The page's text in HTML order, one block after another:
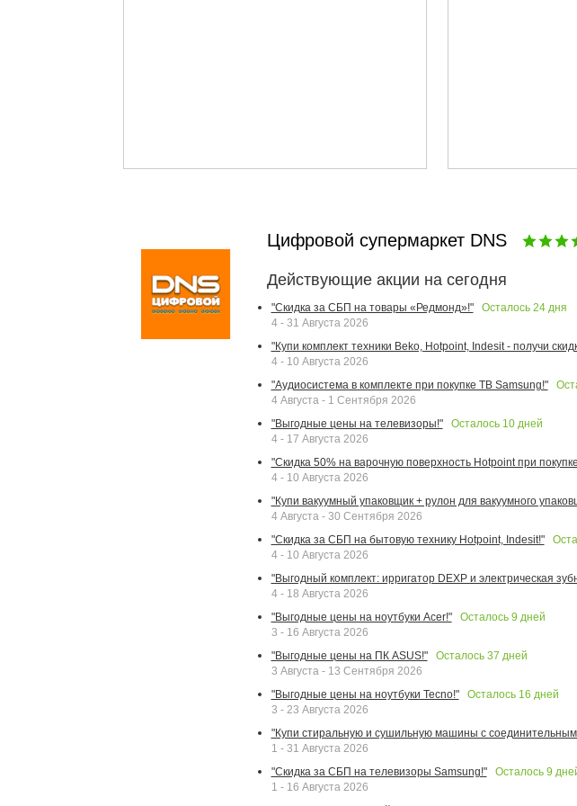
Цифровой супермаркет DNS
Действующие акции на сегодня
"Скидка за СБП на товары «Редмонд»!" Осталось 24дня
4 - 31 Августа 2026
"Купи комплект техники Beko, Hotpoint, Indesit - получи
4 - 10 Августа 2026
"Аудиосистема в комплекте при покупке ТВ Samsung!"
4 Августа - 1 Сентября 2026
"Выгодные цены на телевизоры!"
Осталось 10дней
4 - 17 Августа 2026
"Скидка 50% на варочную поверхность Hotpoint при
4 - 10 Августа 2026
"Купи вакуумный упаковщик + рулон для вакуумного
4 Августа - 30 Сентября 2026
"Скидка за СБП на бытовую технику Hotpoint, Indesit!"
4 - 10 Августа 2026
"Выгодный комплект: ирригатор DEXP и электрическая
4 - 18 Августа 2026
"Выгодные цены на ноутбуки Acer!"
Осталось 9 дней
3 - 16 Августа 2026
"Выгодные цены на ПК ASUS!"
Осталось 37 дней
3 Августа - 13 Сентября 2026
"Выгодные цены на ноутбуки Tecno!"
Осталось 16 дней
3 - 23 Августа 2026
"Купи стиральную и сушильную машины с
1 - 31 Августа 2026
"Скидка за СБП на телевизоры Samsung!"
Осталось 9
1 - 16 Августа 2026